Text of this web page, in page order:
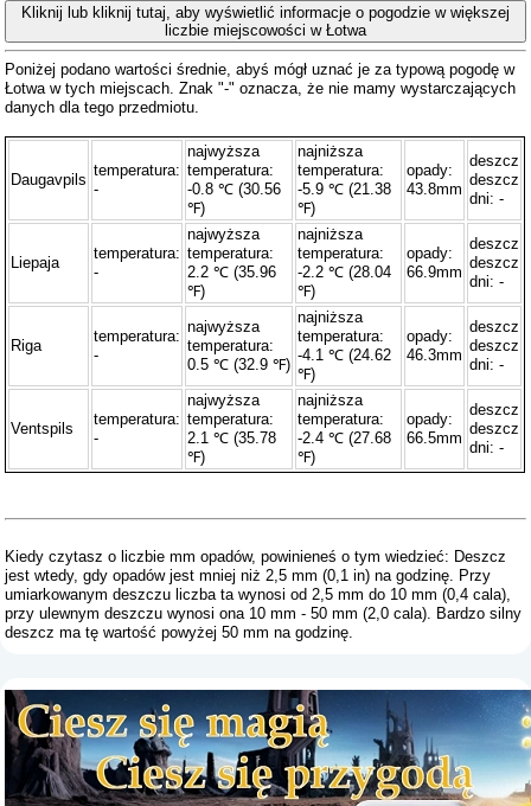
Kliknij lub kliknij tutaj, aby wyświetlić informacje o pogodzie w większej
liczbie miejscowości w Łotwa
Poniżej podano wartości średnie, abyś mógł uznać je za typową pogodę w
Łotwa w tych miejscach. Znak "-" oznacza, że ​​nie mamy wystarczających
danych dla tego przedmiotu.
Daugavpils
temperatura:
-
najwyższa
temperatura:
-0.8 ℃ (30.56
℉)
najniższa
temperatura:
-5.9 ℃ (21.38
℉)
opady:
43.8mm
deszcz
deszcz
dni: -
Liepaja
temperatura:
-
najwyższa
temperatura:
2.2 ℃ (35.96
℉)
najniższa
temperatura:
-2.2 ℃ (28.04
℉)
opady:
66.9mm
deszcz
deszcz
dni: -
Riga
temperatura:
-
najwyższa
temperatura:
0.5 ℃ (32.9 ℉)
najniższa
temperatura:
-4.1 ℃ (24.62
℉)
opady:
46.3mm
deszcz
deszcz
dni: -
Ventspils
temperatura:
-
najwyższa
temperatura:
2.1 ℃ (35.78
℉)
najniższa
temperatura:
-2.4 ℃ (27.68
℉)
opady:
66.5mm
deszcz
deszcz
dni: -
Kiedy czytasz o liczbie mm opadów, powinieneś o tym wiedzieć: Deszcz
jest wtedy, gdy opadów jest mniej niż 2,5 mm (0,1 in) na godzinę. Przy
umiarkowanym deszczu liczba ta wynosi od 2,5 mm do 10 mm (0,4 cala),
przy ulewnym deszczu wynosi ona 10 mm - 50 mm (2,0 cala). Bardzo silny
deszcz ma tę wartość powyżej 50 mm na godzinę.